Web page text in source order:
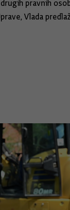
pravnih
Vlada